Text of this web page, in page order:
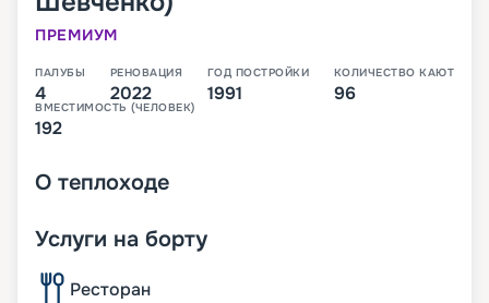
ПРЕМИУМ
ПАЛУБЫ
4
РЕНОВАЦИЯ
2022
ГОД ПОСТРОЙКИ
1991
КОЛИЧЕСТВО КАЮТ
96
ВМЕСТИМОСТЬ (ЧЕЛОВЕК)
192
О теплоходе
Услуги на борту
Ресторан